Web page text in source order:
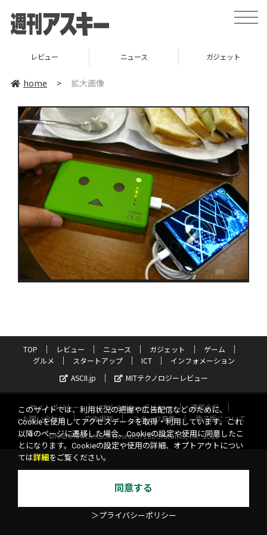
toggle
レビュー ニュース ガジェット
home > 拡大画像
TOP レビュー ニュース ガジェット
ゲーム
グルメ
スタートアップ ICT
インフォメーション
ASCII.jp
MITテクノロジーレビュー
サイトポリシー プライバシーポリシー
運営会社
お問い合わせ
広告掲載 スタッフ募集
電子版について
©KADOKAWA ASCII Research Laboratories, Inc. 2026
このサイトでは、利用状況の把握や広告配信などのために、
Cookieを使用してアクセスデータを取得・利用しています。これ
以降のページに遷移した場合、Cookieの設定や使用に同意したこ
とになります。Cookieの設定や使用の詳細、オプトアウトについ
ては詳細 をご覧ください。
同意する
＞プライバシーポリシー